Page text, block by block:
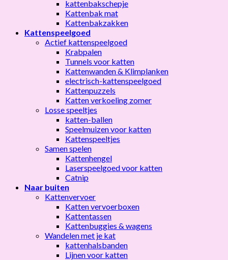
kattenbakschepje
Kattenbak mat
Kattenbakzakken
Kattenspeelgoed
Actief kattenspeelgoed
Krabpalen
Tunnels voor katten
Kattenwanden & Klimplanken
electrisch-kattenspeelgoed
Kattenpuzzels
Katten verkoeling zomer
Losse speeltjes
katten-ballen
Speelmuizen voor katten
Kattenspeeltjes
Samen spelen
Kattenhengel
Laserspeelgoed voor katten
Catnip
Naar buiten
Kattenvervoer
Katten vervoerboxen
Kattentassen
Kattenbuggies & wagens
Wandelen met je kat
kattenhalsbanden
Lijnen voor katten